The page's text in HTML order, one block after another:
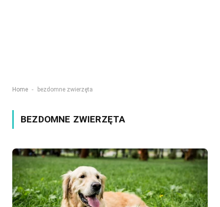
Home - bezdomne zwierzęta
BEZDOMNE ZWIERZĘTA